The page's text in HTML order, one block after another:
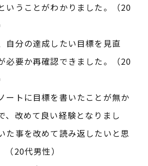
いうことがわかりました。（20
自分の達成したい目標を見直
必要か再確認できました。（20
ートに目標を書いたことが無か
、改めて良い経験となりまし
た事を改めて読み返したいと思
（20代男性）